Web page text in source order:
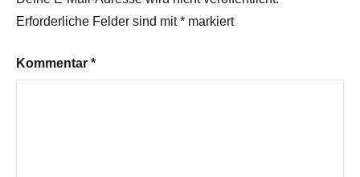
Erforderliche Felder sind mit* markiert
Kommentar *